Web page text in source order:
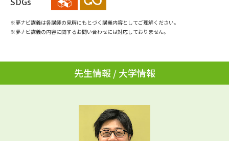
資料の料金の
お支払いについて
受付内容・発送状況の確認
特定商取引表記
テレメール進学カタログ
※夢ナビ講義は各講師の見解にもとづく講義内容としてご理解ください。
※夢ナビ講義の内容に関するお問い合わせには対応しておりません。
先生情報 / 大学情報